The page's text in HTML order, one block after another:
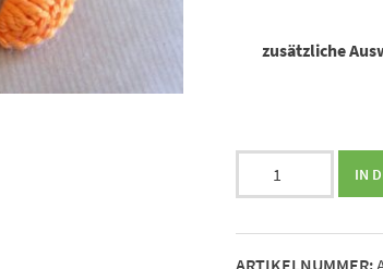
zusätzliche
von
IN